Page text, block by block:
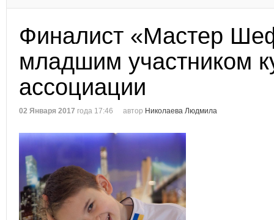
Финалист «Мастер
младшим участником
ассоциации
02 Января 2017 года 17:46 автор Николаева Людмила